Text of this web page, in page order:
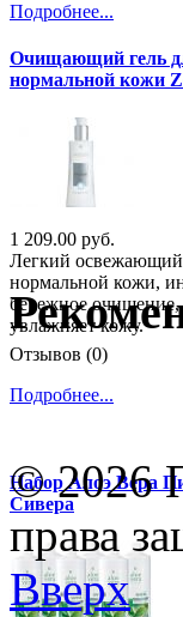
Подробнее...
Очищающий гель
нормальной кожи
1 209.00 руб.
Легкий освежающий
нормальной кожи,
бережное очищение,
увлажняет кожу.
Отзывов (0)
Подробнее...
Набор Алоэ Вера
Сивера
© 2026
права
Вверх